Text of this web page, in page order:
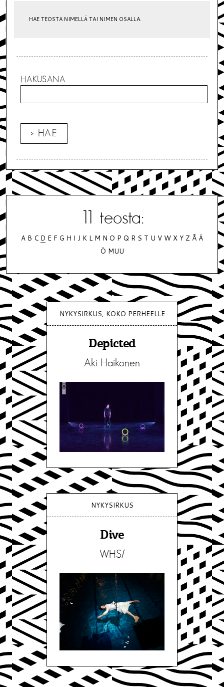
HAE TEOSTA NIMELLÄ TAI NIMEN OSALLA.
HAKUSANA
teosta:
A B C D E F G H I J K L M N O P Q R S T U V W X Y Z Å Ä
Ö MUU
NYKYSIRKUS, KOKO PERHEELLE
Depicted
Aki Haikonen
NYKYSIRKUS
Dive
WHS/